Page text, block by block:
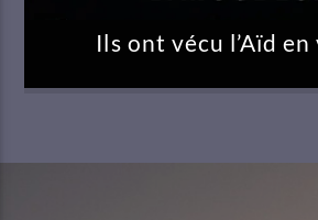
Ils ont vécu l’Aïd